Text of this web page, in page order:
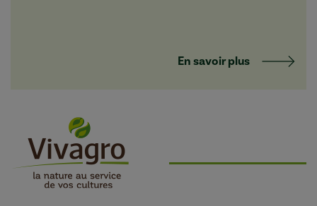
En savoir plus